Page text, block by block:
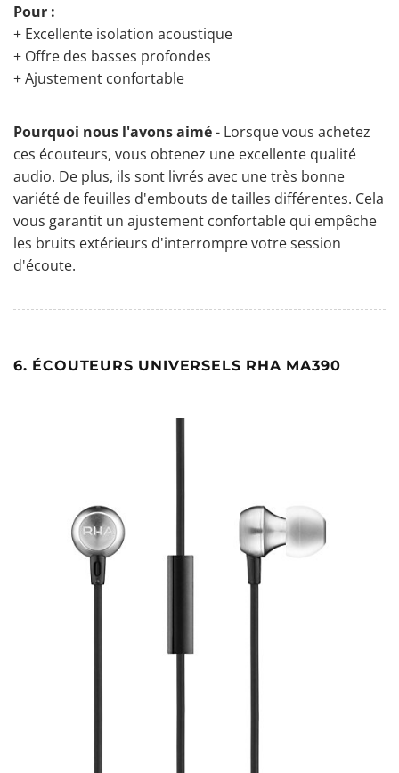
Pour :
+ Excellente isolation acoustique
+ Offre des basses profondes
+ Ajustement confortable
Pourquoi nous l'avons aimé- Lorsque vous achetez
ces écouteurs, vous obtenez une excellente qualité
audio. De plus, ils sont livrés avec une très bonne
variété de feuilles d'embouts de tailles différentes. Cela
vous garantit un ajustement confortable qui empêche
les bruits extérieurs d'interrompre votre session
d'écoute.
6. ÉCOUTEURS UNIVERSELS RHA MA390